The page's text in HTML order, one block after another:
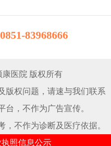
0851-83968666
医院 版权所有
版权问题，请速与我们联系
，不作为广告宣传。
不作为诊断及医疗依据。
照信息公示